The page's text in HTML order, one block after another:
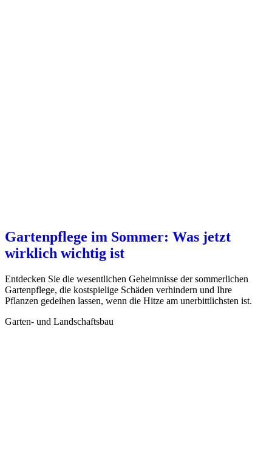
Gartenpflege im Sommer: Was jetzt
wirklich wichtig ist
Entdecken Sie die wesentlichen Geheimnisse der sommerlichen
Gartenpflege, die kostspielige Schäden verhindern und Ihre
Pflanzen gedeihen lassen, wenn die Hitze am unerbittlichsten ist.
Garten- und Landschaftsbau